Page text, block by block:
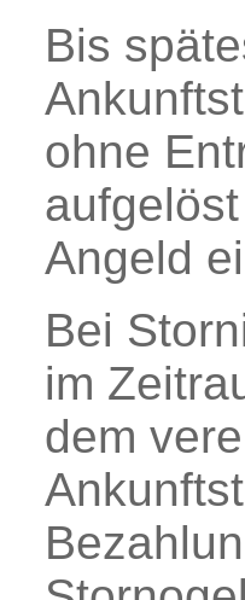
Bis
ohne
Angeld
Bei
im
dem